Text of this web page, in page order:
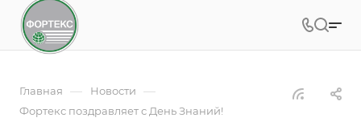
Главная — Новости —
Фортекс поздравляет с День Знаний!